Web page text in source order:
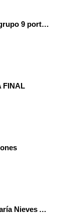
Pablo Rodríguez Mateos grupo 9 portfolio
FINAL
TAREA 2 Defensa Final María Nieves Arganda